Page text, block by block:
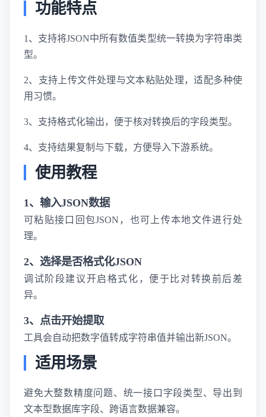
功能特点
1、支持将JSON中所有数值类型统一转换为字符串类
型。
2、支持上传文件处理与文本粘贴处理，适配多种使
用习惯。
3、支持格式化输出，便于核对转换后的字段类型。
4、支持结果复制与下载，方便导入下游系统。
使用教程
1、输入JSON数据
可粘贴接口回包JSON，也可上传本地文件进行处
理。
2、选择是否格式化JSON
调试阶段建议开启格式化，便于比对转换前后差
异。
3、点击开始提取
工具会自动把数字值转成字符串值并输出新JSON。
适用场景
避免大整数精度问题、统一接口字段类型、导出到
文本型数据库字段、跨语言数据兼容。